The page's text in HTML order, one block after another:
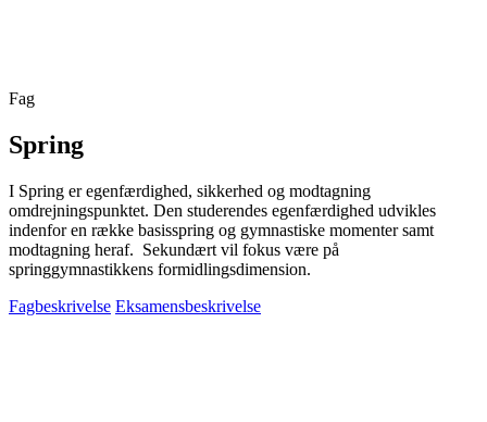
Fag
Spring
I Spring er egenfærdighed, sikkerhed og modtagning
omdrejningspunktet. Den studerendes egenfærdighed udvikles
indenfor en række basisspring og gymnastiske momenter samt
modtagning heraf. Sekundært vil fokus være på
springgymnastikkens formidlingsdimension.
Fagbeskrivelse Eksamensbeskrivelse